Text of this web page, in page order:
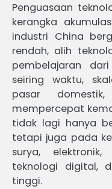
Penguasaan
kerangka
industri China
rendah, alih
pembelajaran
seiring waktu,
pasar
mempercepat
tidak lagi hanya
tetapi juga pada
surya,
teknologi digital,
tinggi.